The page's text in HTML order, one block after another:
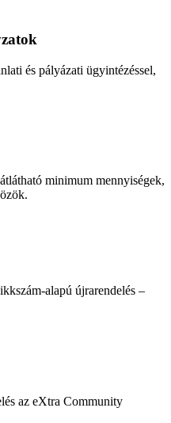
és pályázati ügyintézéssel,
minimum mennyiségek,
alapú újrarendelés –
az eXtra Community